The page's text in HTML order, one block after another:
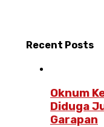
Recent Posts
Oknum
Diduga
Garapan